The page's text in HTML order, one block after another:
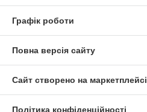
Графік роботи
Повна версія сайту
Сайт створено на маркетплейсі
Політика конфіденційності